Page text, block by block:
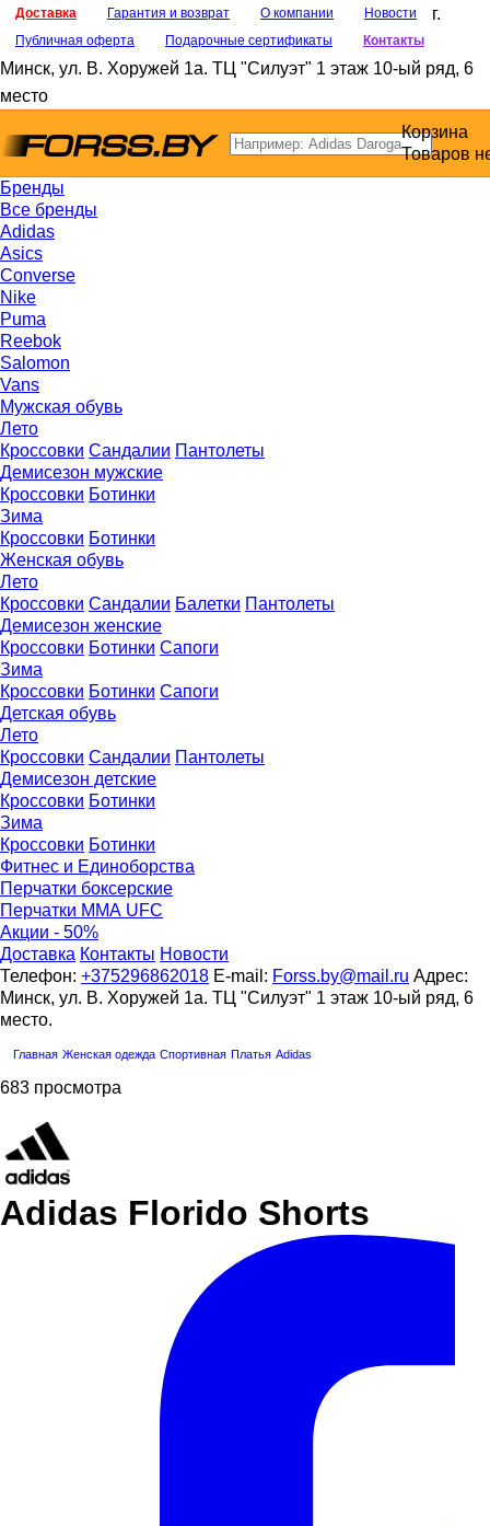
Доставка Гарантия и возврат О компании
Новости
Публичная оферта
Подарочные сертификаты Контакты
г.
Минск, ул. В. Хоружей 1а. ТЦ "Силуэт" 1 этаж 10-ый ряд, 6
место
Корзина
Товаров
Бренды
Все бренды
Adidas
Asics
Converse
Nike
Puma
Reebok
Salomon
Vans
Мужская обувь
Лето
Кроссовки Сандалии Пантолеты
Демисезон мужские
Кроссовки Ботинки
Зима
Кроссовки Ботинки
Женская обувь
Лето
Кроссовки Сандалии Балетки Пантолеты
Демисезон женские
Кроссовки Бoтинки Сапоги
Зима
Кроссовки Ботинки Сапоги
Детская обувь
Летo
Кроссовки Сандалии Пантолеты
Демисезон детские
Кроссовки Ботинки
Зима
Кроссовки Ботинки
Фитнес и Единоборства
Перчатки боксерские
Перчатки ММА UFC
Акции - 50%
Доставка Контакты Новости
Телефон: +375296862018 E-mail: Forss.by@mail.ru Адрес:
Минск, ул. В. Хоружей 1а. ТЦ "Силуэт" 1 этаж 10-ый ряд, 6
место.
Главная Женская одежда Спортивная Платья Adidas
683 просмотра
Adidas Florido Shorts